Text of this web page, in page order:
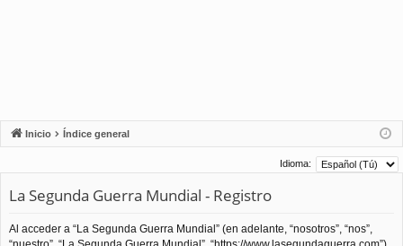
Inicio Índice general
Idioma:
La Segunda Guerra Mundial - Registro
Al acceder a “La Segunda Guerra Mundial” (en adelante, “nosotros”, “nos”,